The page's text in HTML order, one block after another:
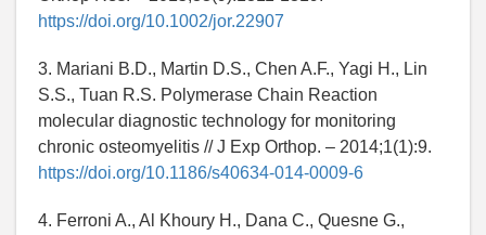
https://doi.org/10.1002/jor.22907
3. Mariani B.D., Martin D.S., Chen A.F., Yagi H., Lin
S.S., Tuan R.S. Polymerase Chain Reaction
molecular diagnostic technology for monitoring
chronic osteomyelitis // J Exp Orthop. – 2014;1(1):9.
https://doi.org/10.1186/s40634-014-0009-6
4. Ferroni A., Al Khoury H., Dana C., Quesne G.,